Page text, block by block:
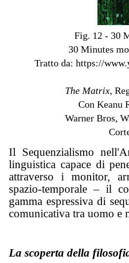
Fig. 12 - 30
30 Minutes
Tratto da: https://
The Matrix,
Con Keanu
Warner Bros,
Il Sequenzialismo
linguistica capace di
attraverso i monitor,
spazio-temporale – il
gamma espressiva di
comunicativa tra uomo e
La scoperta della